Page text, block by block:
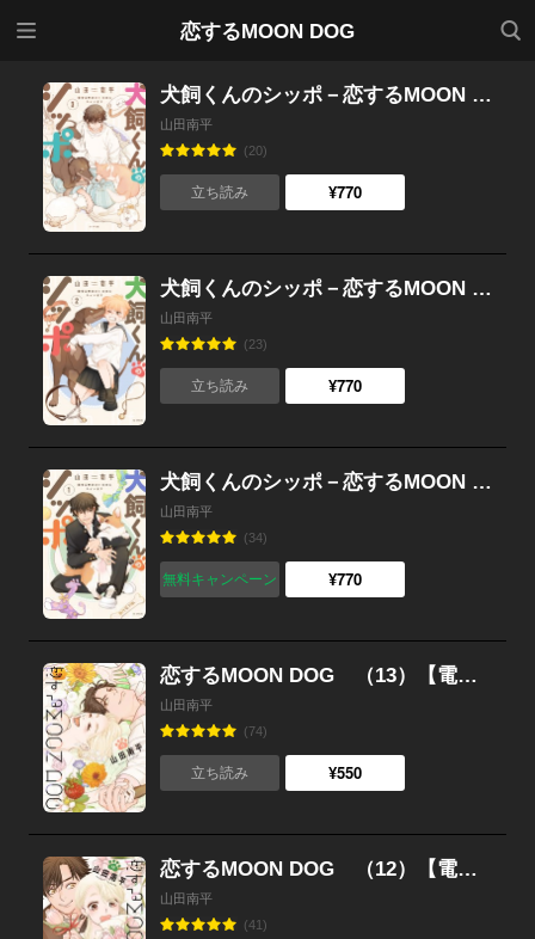
恋するMOON DOG
検索
犬飼くんのシッポ－恋するMOON DOGスピンオフ－【電子限定おまけ付き】 （3）
山田南平
(20)
立ち読み ¥770
犬飼くんのシッポ－恋するMOON DOGスピンオフ－【電子限定おまけ付き】 （2）
山田南平
(23)
立ち読み ¥770
犬飼くんのシッポ－恋するMOON DOGスピンオフ－【電子限定おまけ付き】 （1）
山田南平
(34)
無料キャンペーン ¥770
恋するMOON DOG （13）【電子限定おまけ付き】
山田南平
(74)
立ち読み ¥550
恋するMOON DOG （12）【電子限定おまけ付き】
山田南平
(41)